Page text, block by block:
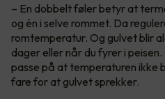
– En dobbelt føler betyr at
og én i selve rommet. Da
romtemperatur. Og gulvet blir
dager eller når du fyrer i
passe på at temperaturen ikke
fare for at gulvet sprekker.